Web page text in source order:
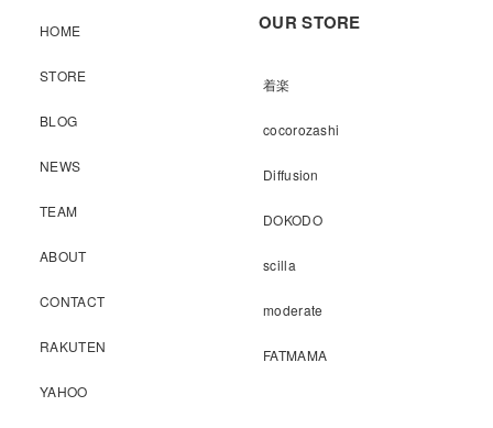
HOME
STORE
BLOG
NEWS
TEAM
ABOUT
CONTACT
RAKUTEN
YAHOO
OUR STORE
着楽
cocorozashi
Diffusion
DOKODO
scilla
moderate
FATMAMA